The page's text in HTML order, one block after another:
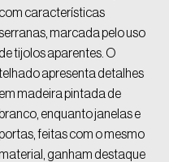
com características
marcada pelo uso
de tijolos aparentes. O
apresenta detalhes
em madeira pintada de
branco, enquanto janelas e
portas, feitas com o mesmo
material, ganham destaque